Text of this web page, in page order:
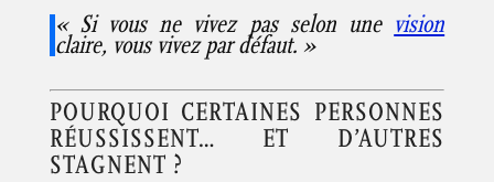
« Si vous ne vivez pas selon une vision
claire, vous vivez par défaut. »
POURQUOI CERTAINES PERSONNES
RÉUSSISSENT… ET D’AUTRES
STAGNENT ?